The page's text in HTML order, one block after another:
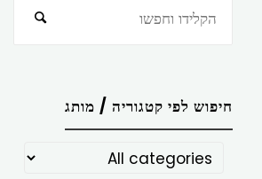
חיפוש
חיפוש לפי קטגוריה / מותג